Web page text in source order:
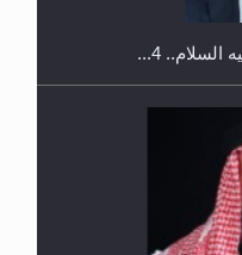
طلاب من مدرسة الحفظ
4...